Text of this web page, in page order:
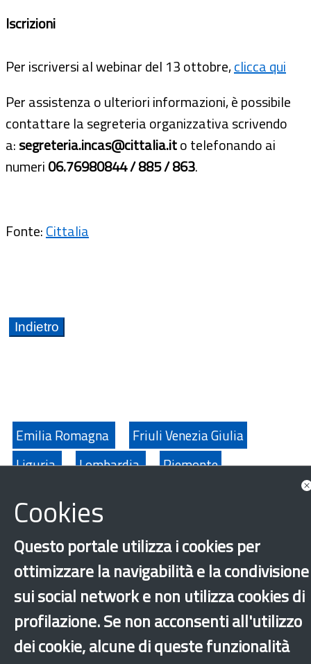
Iscrizioni
Per iscriversi al webinar del 13 ottobre,clicca qui
Per assistenza o ulteriori informazioni, è possibile
contattare la segreteria organizzativa scrivendo
a:segreteria.incas@cittalia.ito telefonando ai
numeri06.76980844 / 885 / 863.
Fonte:Cittalia
Emilia Romagna
Friuli Venezia Giulia
Liguria
Lombardia
Piemonte
Veneto
Caporalato
Discriminazione
Integrazione
Sfruttamento lavorativo
Altri comuni
×
Cookies
Questo portale utilizza i cookies per
ottimizzare la navigabilità e la condivisione
sui social network e non utilizza cookies di
profilazione. Se non acconsenti all'utilizzo
dei cookie, alcune di queste funzionalità